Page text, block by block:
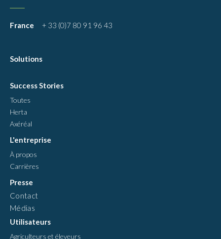
France + 33 (0)7 80 91 96 43
Solutions
Success Stories
Toutes
Herta
Axéréal
L'entreprise
À propos
Carrières
Presse
Contact
Médias
Utilisateurs
Agriculteurs et éleveurs